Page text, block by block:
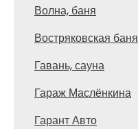
Волна, баня
Востряковская баня
Гавань, сауна
Гараж Маслёнкина
Гарант Авто